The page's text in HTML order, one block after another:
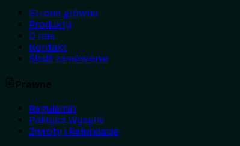
Strona główna
Produkty
O nas
Kontakt
Śledź zamówienie
Regulamin
Polityka Wysyłki
Zwroty i Refundacje